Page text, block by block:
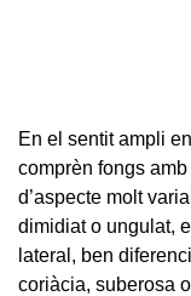
En el sentit ampli
comprèn fongs
d’aspecte molt
dimidiat o ungulat,
lateral, ben
coriàcia, suberosa